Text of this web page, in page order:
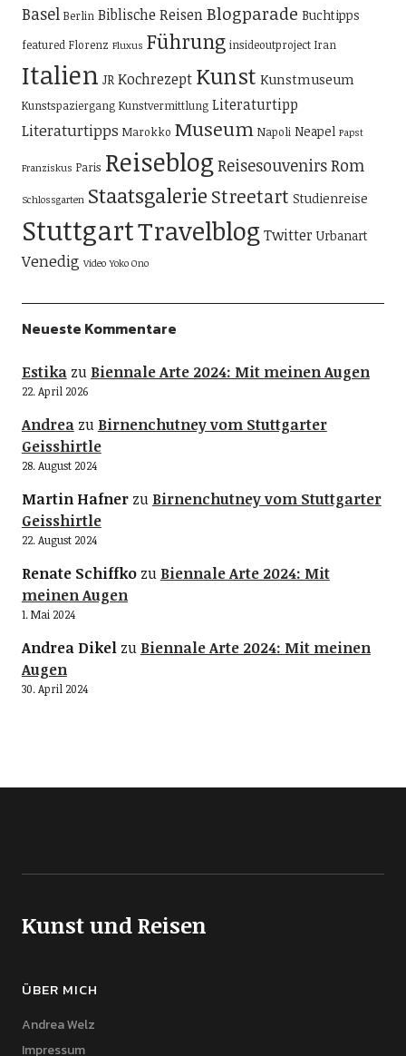
Basel Berlin Biblische ReisenBlogparade Buchtipps
featured Florenz Fluxus Führung insideoutproject Iran
Italien JR Kochrezept Kunst Kunstmuseum
Kunstspaziergang Kunstvermittlung Literaturtipp
Literaturtipps Marokko Museum Napoli Neapel Papst
Franziskus Paris Reiseblog ReisesouvenirsRom
Schlossgarten Staatsgalerie Streetart Studienreise
StuttgartTravelblog Twitter Urbanart
Venedig Video Yoko Ono
Neueste Kommentare
Estikazu Biennale Arte 2024: Mit meinen Augen
22. April 2026
Andreazu Birnenchutney vom Stuttgarter
Geisshirtle
28. August 2024
Martin Hafnerzu Birnenchutney vom Stuttgarter
Geisshirtle
22. August 2024
Renate Schiffkozu Biennale Arte 2024: Mit
meinen Augen
1. Mai 2024
Andrea Dikelzu Biennale Arte 2024: Mit meinen
Augen
30. April 2024
Kunst und Reisen
ÜBER MICH
Andrea Welz
Impressum